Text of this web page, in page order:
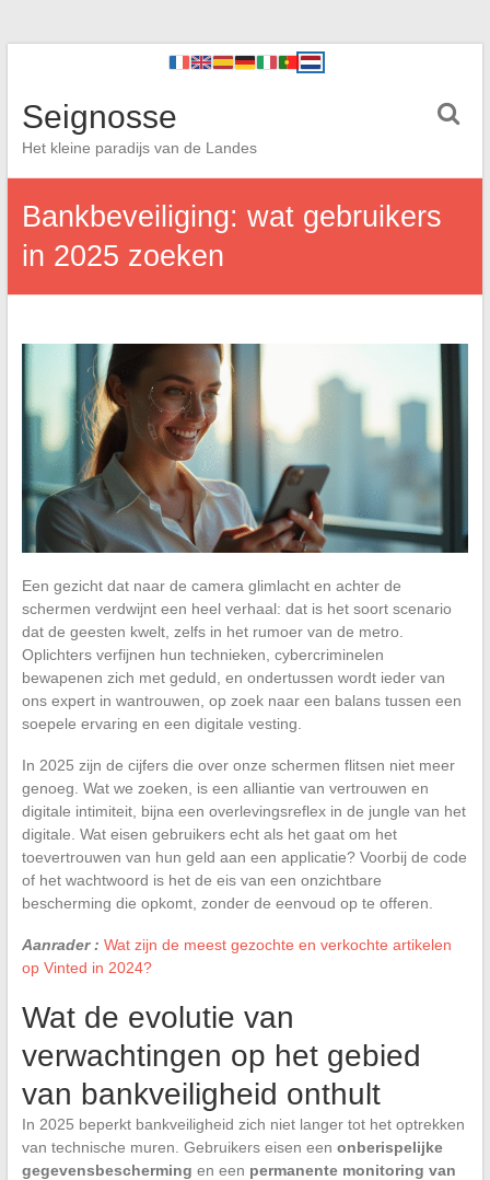
Seignosse
Het kleine paradijs van de Landes
Bankbeveiliging: wat gebruikers
in 2025 zoeken
Een gezicht dat naar de camera glimlacht en achter de
schermen verdwijnt een heel verhaal: dat is het soort scenario
dat de geesten kwelt, zelfs in het rumoer van de metro.
Oplichters verfijnen hun technieken, cybercriminelen
bewapenen zich met geduld, en ondertussen wordt ieder van
ons expert in wantrouwen, op zoek naar een balans tussen een
soepele ervaring en een digitale vesting.
In 2025 zijn de cijfers die over onze schermen flitsen niet meer
genoeg. Wat we zoeken, is een alliantie van vertrouwen en
digitale intimiteit, bijna een overlevingsreflex in de jungle van het
digitale. Wat eisen gebruikers echt als het gaat om het
toevertrouwen van hun geld aan een applicatie? Voorbij de code
of het wachtwoord is het de eis van een onzichtbare
bescherming die opkomt, zonder de eenvoud op te offeren.
Aanrader : Wat zijn de meest gezochte en verkochte artikelen
op Vinted in 2024?
Wat de evolutie van
verwachtingen op het gebied
van bankveiligheid onthult
In 2025 beperkt bankveiligheid zich niet langer tot het optrekken
van technische muren. Gebruikers eisen een onberispelijke
gegevensbescherming en een permanente monitoring van